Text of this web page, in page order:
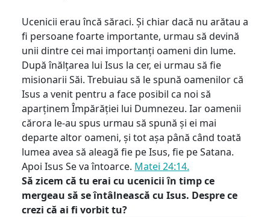
Ucenicii erau încă săraci. Și chiar dacă nu arătau a
fi persoane foarte importante, urmau să devină
unii dintre cei mai importanți oameni din lume.
După înălțarea lui Isus la cer, ei urmau să fie
misionarii Săi. Trebuiau să le spună oamenilor că
Isus a venit pentru a face posibil ca noi să
aparținem Împărăției lui Dumnezeu. Iar oamenii
cărora le-au spus urmau să spună și ei mai
departe altor oameni, și tot așa până când toată
lumea avea să aleagă fie pe Isus, fie pe Satana.
Apoi Isus Se va întoarce. Matei 24:14.
Să zicem că tu erai cu ucenicii în timp ce
mergeau să se întâlnească cu Isus. Despre ce
crezi că ai fi vorbit tu?